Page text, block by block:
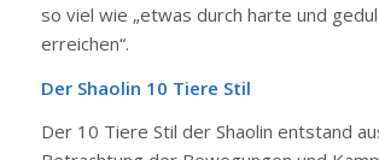
so viel wie „etwas durch harte und
erreichen“.
Der Shaolin 10 Tiere Stil
Der 10 Tiere Stil der Shaolin entstand